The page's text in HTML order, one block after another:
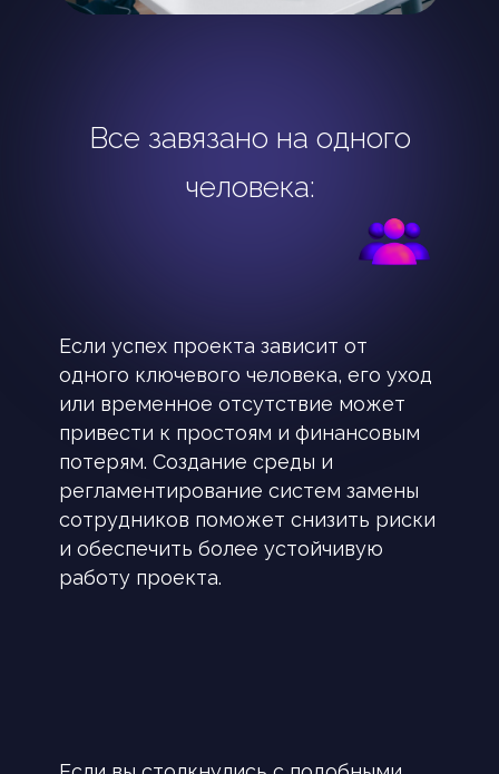
Все завязано на одного
человека:
Если успех проекта зависит от
одного ключевого человека, его уход
или временное отсутствие может
привести к простоям и финансовым
потерям. Создание среды и
регламентирование систем замены
сотрудников поможет снизить риски
и обеспечить более устойчивую
работу проекта.
Оставляя свои персональные данные на нашем
сайте, вы подтверждаете, что ознакомлены с
о неразглашении (NDA) и договор